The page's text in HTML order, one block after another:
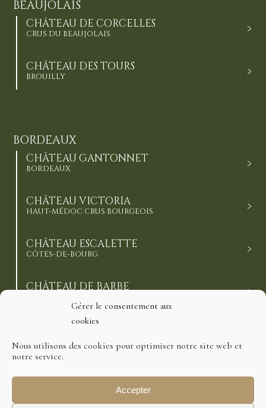
Gérer le consentement aux
cookies
Nous utilisons des cookies pour optimiser notre site web et
notre service.
Accepter
BEAUJOLAIS
CHÂTEAU DE CORCELLES
CRUS DU BEAUJOLAIS
CHÂTEAU DES TOURS
BROUILLY
BORDEAUX
CHÂTEAU GANTONNET
BORDEAUX
CHÂTEAU VICTORIA
HAUT-MÉDOC CRUS BOURGEOIS
CHÂTEAU ESCALETTE
CÔTES-DE-BOURG
CHÂTEAU DE BARBE
Ⓒ 2021 Domaines Richard, tous droits réservés
Politique de confidentialité
Création : Agence Préambulles